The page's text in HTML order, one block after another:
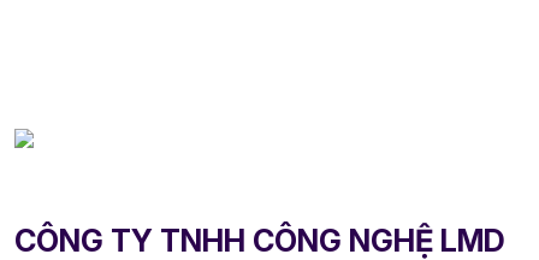
CÔNG TY TNHH CÔNG NGHỆ LMD